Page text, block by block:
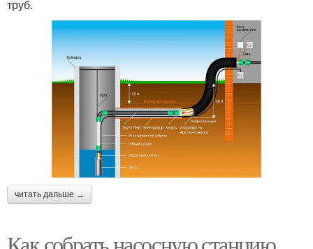
труб.
читать дальше →